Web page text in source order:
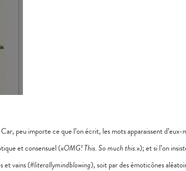
peu importe ce que l’on écrit, les mots apparaissent d’eux-
et consensuel («OMG! This. So much this.»); et si l’on
et vains (#literallymindblowing), soit par des émoticônes